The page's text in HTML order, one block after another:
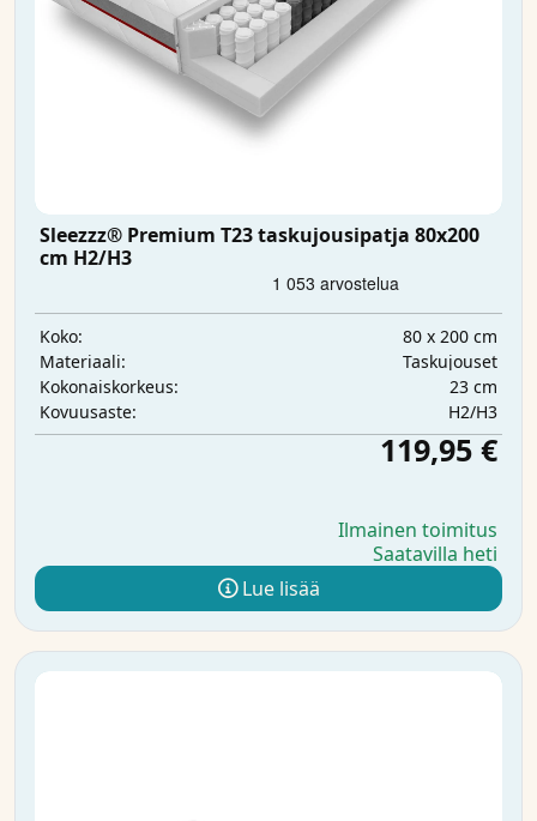
Sleezzz® Premium T23 taskujousipatja 80x200
cm H2/H3
Koko:
80 x 200 cm
Materiaali:
Taskujouset
Kokonaiskorkeus:
23 cm
Kovuusaste:
H2/H3
119,95 €
Ilmainen toimitus
Saatavilla heti
Lue lisää